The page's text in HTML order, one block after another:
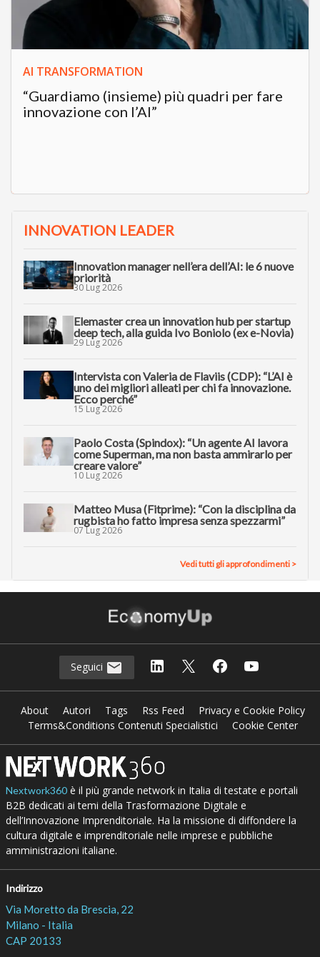
AI TRANSFORMATION
“Guardiamo (insieme) più quadri per fare
innovazione con l’AI”
INNOVATION LEADER
Innovation manager nell’era dell’AI: le 6 nuove
priorità
30 Lug 2026
Elemaster crea un innovation hub per startup
deep tech, alla guida Ivo Boniolo (ex e-Novia)
29 Lug 2026
Intervista con Valeria de Flaviis (CDP): “L’AI è
uno dei migliori alleati per chi fa innovazione.
Ecco perché”
15 Lug 2026
Paolo Costa (Spindox): “Un agente AI lavora
come Superman, ma non basta ammirarlo per
creare valore”
10 Lug 2026
Matteo Musa (Fitprime): “Con la disciplina da
rugbista ho fatto impresa senza spezzarmi”
07 Lug 2026
Vedi tutti gli approfondimenti >
Seguici
About Autori Tags Rss Feed
Privacy e Cookie Policy
Terms&Conditions Contenuti Specialistici
Cookie Center
Nextwork360è il più grande network in Italia di testate e portali
B2B dedicati ai temi della Trasformazione Digitale e
dell’Innovazione Imprenditoriale. Ha la missione di diffondere la
cultura digitale e imprenditoriale nelle imprese e pubbliche
amministrazioni italiane.
Indirizzo
Via Moretto da Brescia, 22
Milano - Italia
CAP 20133